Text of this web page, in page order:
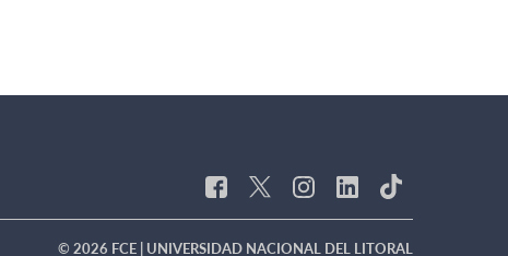
© 2026 FCE | UNIVERSIDAD NACIONAL DEL LITORAL